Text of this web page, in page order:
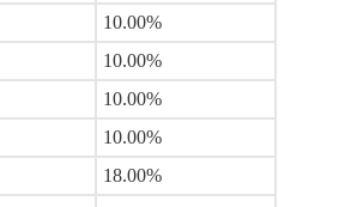
10.00%
10.00%
10.00%
10.00%
18.00%